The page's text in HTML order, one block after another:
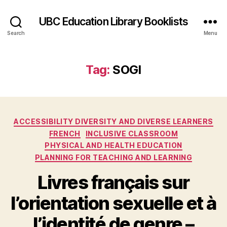
Search
UBC Education Library Booklists
Menu
Tag: SOGI
Categories
ACCESSIBILITY DIVERSITY AND DIVERSE LEARNERS
FRENCH
INCLUSIVE CLASSROOM
PHYSICAL AND HEALTH EDUCATION
PLANNING FOR TEACHING AND LEARNING
Livres français sur
l’orientation sexuelle et à